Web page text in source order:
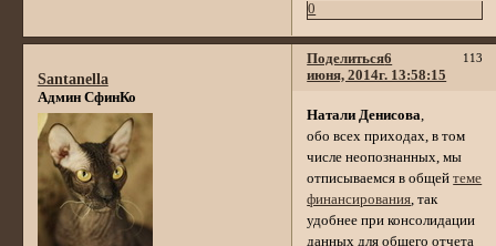
0
Поделиться 113
6
июня, 2014г. 13:58:15
Santanella
Админ СфинКо
Натали Денисова
обо всех приходах, в том
числе неопознанных, мы
отписываемся в общейтеме
финансирования , так
удобнее при консолидации
данных для общего отчета